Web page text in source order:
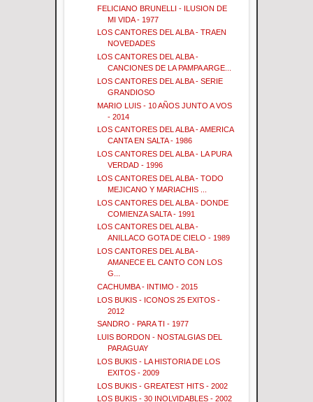
FELICIANO BRUNELLI - ILUSION DE
MI VIDA - 1977
LOS CANTORES DEL ALBA - TRAEN
NOVEDADES
LOS CANTORES DEL ALBA -
CANCIONES DE LA PAMPA ARGE...
LOS CANTORES DEL ALBA - SERIE
GRANDIOSO
MARIO LUIS - 10 AÑOS JUNTO A VOS
- 2014
LOS CANTORES DEL ALBA - AMERICA
CANTA EN SALTA - 1986
LOS CANTORES DEL ALBA - LA PURA
VERDAD - 1996
LOS CANTORES DEL ALBA - TODO
MEJICANO Y MARIACHIS ...
LOS CANTORES DEL ALBA - DONDE
COMIENZA SALTA - 1991
LOS CANTORES DEL ALBA -
ANILLACO GOTA DE CIELO - 1989
LOS CANTORES DEL ALBA -
AMANECE EL CANTO CON LOS
G...
CACHUMBA - INTIMO - 2015
LOS BUKIS - ICONOS 25 EXITOS -
2012
SANDRO - PARA TI - 1977
LUIS BORDON - NOSTALGIAS DEL
PARAGUAY
LOS BUKIS - LA HISTORIA DE LOS
EXITOS - 2009
LOS BUKIS - GREATEST HITS - 2002
LOS BUKIS - 30 INOLVIDABLES - 2002